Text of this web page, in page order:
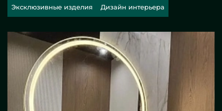
Эксклюзивные изделия Дизайн интерьера